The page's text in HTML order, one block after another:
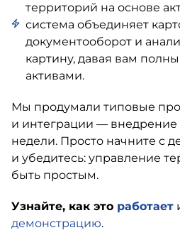
территорий на основе
система объединяет
документооборот и
картину, давая вам
активами.
Мы продумали типовые
и интеграции — внедрение
недели. Просто начните с
и убедитесь: управление
быть простым.
Узнайте, как это работает
демонстрацию.